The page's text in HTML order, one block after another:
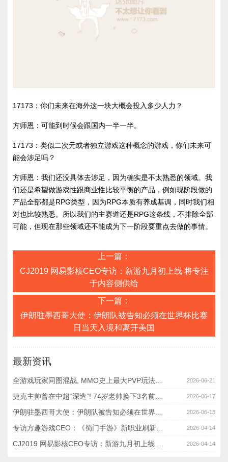
17173：你们未来在海外这一块大概会投入多少人力？
方师恩：可能到时候会跟国内一半一半。
17173：类似二次元或者独立游戏这种概念的游戏，你们未来可
能会涉足吗？
方师恩：我们还没具体去涉足，因为确实是不太熟悉的领域。我
们还是希望做游戏性跟商业性比较平衡的产品，例如现阶段做的
产品全部都是RPG类型，因为RPG本质有养成基调，同时我们相
对也比较熟悉。所以我们的主赛道还是RPG这条线，不排除全部
可能，但现在那些领域还不能成为下一阶段要重点去做的事情。
上一篇：
CJ2019 网易影核CEO专访：新游九月初上线 将专注
于内容侧供给
下一篇：
伊朗驻墨西哥大使：伊朗队被告知必须在世界杯比赛
日当天入境和离开美国
最新资讯
2026-06-21
2026-06-17
2026-06-15
2026-04-14
2026-04-14